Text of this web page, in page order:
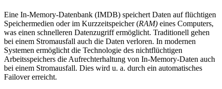
Eine In-Memory-Datenbank (IMDB) speichert Daten auf flüchtigen
Speichermedien oder im Kurzzeitspeicher (RAM) eines Computers,
was einen schnelleren Datenzugriff ermöglicht. Traditionell gehen
bei einem Stromausfall auch die Daten verloren. In modernen
Systemen ermöglicht die Technologie des nichtflüchtigen
Arbeitsspeichers die Aufrechterhaltung von In-Memory-Daten auch
bei einem Stromausfall. Dies wird u. a. durch ein automatisches
Failover erreicht.